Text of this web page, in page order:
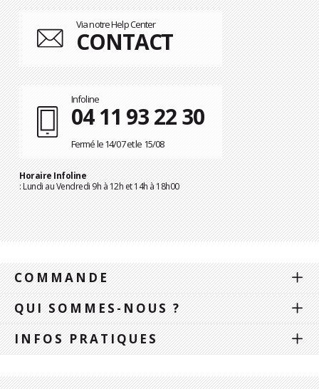
Via notre Help Center
CONTACT
Infoline
04 11 93 22 30
Fermé le 14/07 et le 15/08
Horaire Infoline
: Lundi au Vendredi 9h à 12h et 14h à 18h00
COMMANDE
QUI SOMMES-NOUS ?
INFOS PRATIQUES